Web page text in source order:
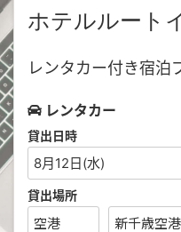
ホテルルート
レンタカー付き宿泊
レンタカー
貸出日時
8月12日(水)
貸出場所